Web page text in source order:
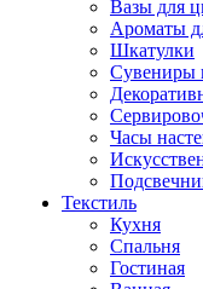
Вазы для
Ароматы
Шкатулки
Сувениры
Часы
Текстиль
Кухня
Спальня
Гостиная